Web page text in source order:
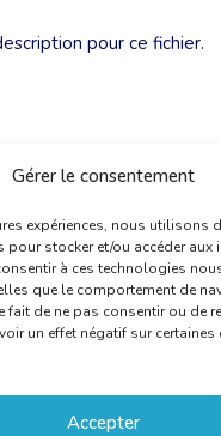
Gérer le consentement
expériences, nous utilisons
pour stocker et/ou accéder aux
à ces technologies
que le comportement de
fait de ne pas consentir ou de
un effet négatif sur
Accepter
pour ce fichier.